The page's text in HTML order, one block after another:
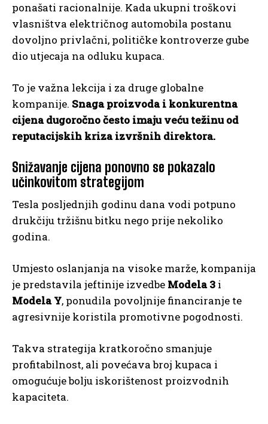
ponašati racionalnije. Kada ukupni troškovi
vlasništva električnog automobila postanu
dovoljno privlačni, političke kontroverze gube
dio utjecaja na odluku kupaca.
To je važna lekcija i za druge globalne
kompanije. Snaga proizvoda i konkurentna
cijena dugoročno često imaju veću težinu od
reputacijskih kriza izvršnih direktora.
Snižavanje cijena ponovno se pokazalo
učinkovitom strategijom
Tesla posljednjih godinu dana vodi potpuno
drukčiju tržišnu bitku nego prije nekoliko
godina.
Umjesto oslanjanja na visoke marže, kompanija
je predstavila jeftinije izvedbe Modela 3 i
Modela Y, ponudila povoljnije financiranje te
agresivnije koristila promotivne pogodnosti.
Takva strategija kratkoročno smanjuje
profitabilnost, ali povećava broj kupaca i
omogućuje bolju iskorištenost proizvodnih
kapaciteta.